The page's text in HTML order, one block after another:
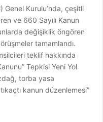
Kurulu’nda, çeşitli
ve 660 Sayılı Kanun
değişiklik öngören
tamamlandı.
teklif hakkında
Tepkisi Yeni Yol
torba yasa
kanun düzenlemesi”